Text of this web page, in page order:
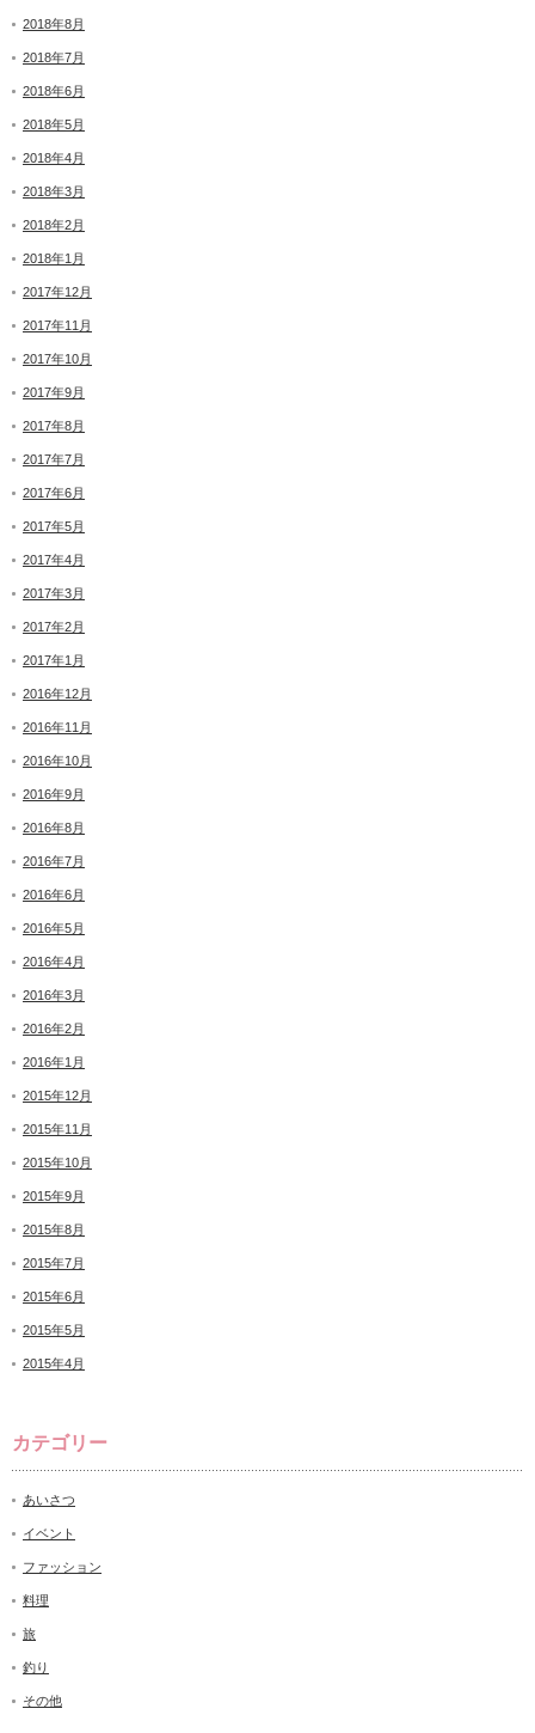
2018年8月
2018年7月
2018年6月
2018年5月
2018年4月
2018年3月
2018年2月
2018年1月
2017年12月
2017年11月
2017年10月
2017年9月
2017年8月
2017年7月
2017年6月
2017年5月
2017年4月
2017年3月
2017年2月
2017年1月
2016年12月
2016年11月
2016年10月
2016年9月
2016年8月
2016年7月
2016年6月
2016年5月
2016年4月
2016年3月
2016年2月
2016年1月
2015年12月
2015年11月
2015年10月
2015年9月
2015年8月
2015年7月
2015年6月
2015年5月
2015年4月
カテゴリー
あいさつ
イベント
ファッション
料理
旅
釣り
その他